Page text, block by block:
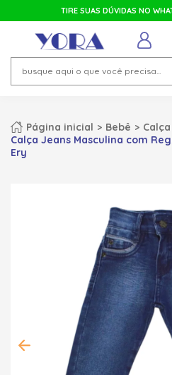
TIRE SUAS DÚVIDAS NO
Página inicial Bebê
Calça
Calça Jeans Masculina com
Ery